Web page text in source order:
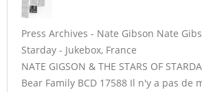
Press Archives - Nate Gibson Nate
Starday - Jukebox, France
NATE GIGSON & THE STARS OF
Bear Family BCD 17588 Il n'y a pas de